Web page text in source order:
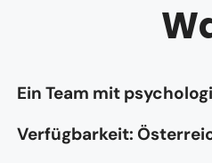
Ein Team mit
Verfügbarkeit: